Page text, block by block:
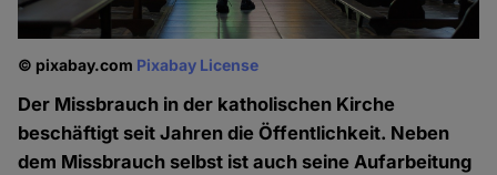
© pixabay.com Pixabay License
Der Missbrauch in der katholischen Kirche
beschäftigt seit Jahren die Öffentlichkeit. Neben
dem Missbrauch selbst ist auch seine Aufarbeitung